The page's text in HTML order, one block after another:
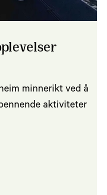
minnerikt ved å
aktiviteter